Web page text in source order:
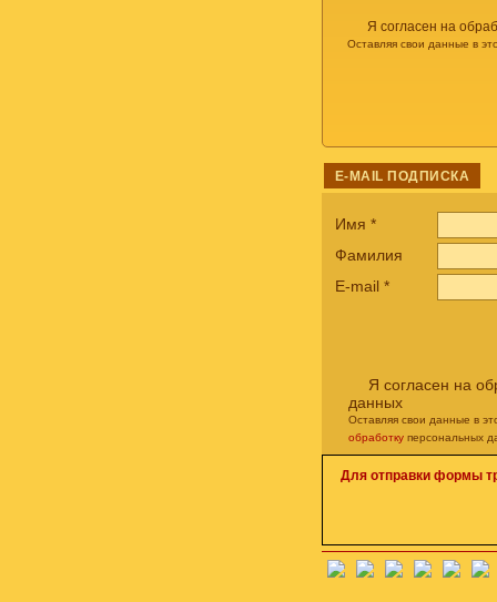
Я согласен на
Оставляя свои данные в
E-MAIL ПОДПИСКА
Имя *
Фамилия
E-mail *
Я согласен на
данных
Оставляя свои данные в
обработку персональных
Для отправки формы